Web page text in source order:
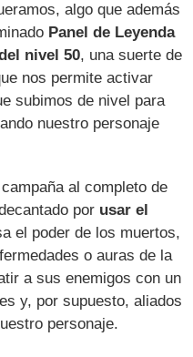
algo que además
Panel de Leyenda
nivel 50, una suerte de
nos permite activar
subimos de nivel para
nuestro personaje
al completo de
por usar el
el poder de los muertos,
o auras de la
a sus enemigos con un
y, por supuesto, aliados
personaje.